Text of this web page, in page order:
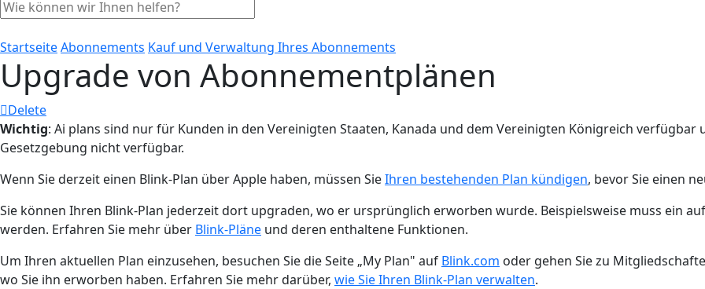
StartseiteAbonnements Kauf und Verwaltung Ihres Abonnements
Upgrade von Abonnementplänen
Delete
Wichtig: Ai plans sind nur für Kunden in den Vereinigten Staaten, Kanada und dem Vereinigten Königreich
Gesetzgebung nicht verfügbar.
Wenn Sie derzeit einen Blink-Plan über Apple haben, müssen SieIhren bestehenden Plan kündigen, bevor Sie einen
Sie können Ihren Blink-Plan jederzeit dort upgraden, wo er ursprünglich erworben wurde. Beispielsweise muss ein
werden. Erfahren Sie mehr über Blink-Pläne und deren enthaltene Funktionen.
Um Ihren aktuellen Plan einzusehen, besuchen Sie die Seite „My Plan" auf Blink.com oder gehen Sie zu
wo Sie ihn erworben haben. Erfahren Sie mehr darüber, wie Sie Ihren Blink-Plan verwalten.